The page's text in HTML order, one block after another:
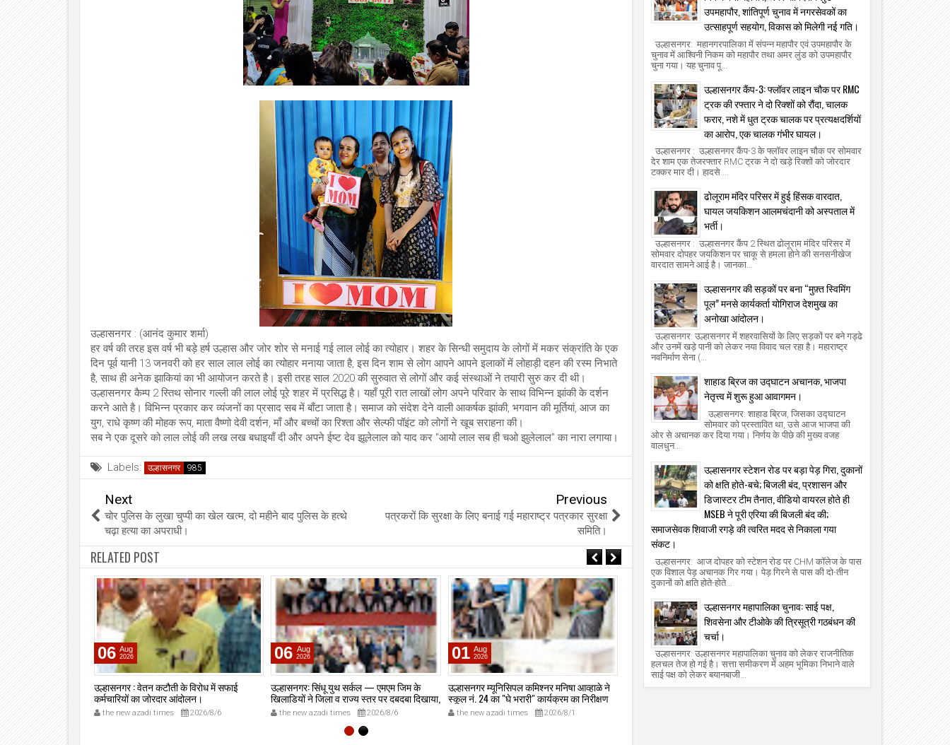
उल्हासनगर : (आनंद कुमार शर्मा)
हर वर्ष की तरह इस वर्ष भी बड़े हर्ष उल्हास और जोर शोर से मनाई गई लाल लोई का त्योहार। शहर के सिन्धी समुदाय के लोगों में मकर संक्रांति के एक
दिन पूर्व यानी 13 जनवरी को हर साल लाल लोई का त्योहार मनाया जाता है, इस दिन शाम से लोग आपने आपने इलाकों में लोहाड़ी दहन की रस्म निभाते
है, साथ ही अनेक झाकियां का भी आयोजन करते है। इसी तरह साल 2020 की सुरुवात से लोगों और कई संस्थाओं ने तयारी सुरु कर दी थी।
उल्हासनगर कैम्प 2 स्तिथ सोनार गल्ली की लाल लोई पूरे शहर में प्रसिद्ध है। यहाँ पूरी रात लाखों लोग अपने परिवार के साथ विभिन्न झांकी के दर्शन
करने आते है। विभिन्न प्रकार कर व्यंजनों का प्रसाद सब में बाँटा जाता है। समाज को संदेश देने वाली आकर्षक झांकी, भगवान की मूर्तियां, आज का
युग, राधे कृष्ण की मोहक रूप, माता वैष्णो देवी दर्शन, माँ और बच्चों का रिश्ता और सेल्फी पॉइंट को लोगों ने खूब सराहना की।
सब ने एक दूसरे को लाल लोई की लख लख बधाइयाँ दी और अपने ईष्ट देव झूलेलाल को याद कर "आयो लाल सब ही चओ झुलेलाल" का नारा लगाया।
Labels: उल्हासनगर
Next
चोर पुलिस के लुखा चुप्पी का खेल खत्म, दो महीने बाद पुलिस के हत्थे
चढ़ा हत्या का अपराधी।
Previous
पत्रकरों कि सुरक्षा के लिए बनाई गई महाराष्ट्र पत्रकार सुरक्षा
समिति।
RELATED POST
06 Aug
2026
उल्हासनगर : वेतन कटौती के विरोध में सफाई
कर्मचारियों का जोरदार आंदोलन।
the new azadi times 2026/8/6
06 Aug
2026
उल्हासनगर: सिंधू युथ सर्कल — एमएम जिम के
खिलाडियों ने जिला व राज्य स्तर पर दबदबा दिखाया,
कई पदक साथ लेकर लौटे।
the new azadi times 2026/8/6
01 Aug
2026
उल्हासनगर म्यूनिसिपल कमिश्नर मनिषा आव्हाळे ने
स्कूल नं. 24 का "घे भरारी" कार्यक्रम का निरीक्षण
किया।
the new azadi times 2026/8/1
Aug
2026
एसएसटी महाविद्यालय, उल्हासनगर ने ‘नशामुक्ति
27 Jul
2026
उल्हासनगर में मां ने बेटी की गला दबाकर हत्या,
उपमहापौर, शांतिपूर्ण चुनाव में नगरसेवकों का
उत्साहपूर्ण सहयोग, विकास को मिलेगी नई गति।
उल्हासनगर: महानगरपालिका में संपन्न महापौर एवं उपमहापौर के
चुनाव में आश्विनी निकम को महापौर तथा अमर लुंड को उपमहापौर
चुना गया। यह चुनाव पू...
उल्हासनगर कैंप-3: फ्लॉवर लाइन चौक पर RMC
ट्रक की रफ्तार ने दो रिक्शों को रौंदा, चालक
फरार, नशे में धुत ट्रक चालक पर प्रत्यक्षदर्शियों
का आरोप, एक चालक गंभीर घायल।
उल्हासनगर : उल्हासनगर कैंप-3 के फ्लॉवर लाइन चौक पर सोमवार
देर शाम एक तेजरफ्तार RMC ट्रक ने दो खड़े रिक्शों को जोरदार
टक्कर मार दी। हादसे ...
ढोलूराम मंदिर परिसर में हुई हिंसक वारदात,
घायल जयकिशन आलमचंदानी को अस्पताल में
भर्ती।
उल्हासनगर : उल्हासनगर कैंप 2 स्थित ढोलूराम मंदिर परिसर में
सोमवार दोपहर जयकिशन पर चाकू से हमला होने की सनसनीखेज
वारदात सामने आई है। जानका...
उल्हासनगर की सड़कों पर बना “मुफ़्त स्विमिंग
पूल” मनसे कार्यकर्ता योगिराज देशमुख का
अनोखा आंदोलन।
उल्हासनगर: उल्हासनगर में शहरवासियों के लिए सड़कों पर बने गड्ढे
और उनमें खड़े पानी को लेकर नया विवाद चल रहा है। महाराष्ट्र
नवनिर्माण सेना (...
शाहाड ब्रिज का उद्घाटन अचानक, भाजपा
नेतृत्त्व में शुरू हुआ आवागमन।
उल्हासनगर: शाहाड ब्रिज, जिसका उद्घाटन
सोमवार को प्रस्तावित था, उसे आज भाजपा की
ओर से अचानक कर दिया गया। निर्णय के पीछे की मुख्य वजह
वालधुन...
उल्हासनगर स्टेशन रोड पर बड़ा पेड़ गिरा, दुकानों
को क्षति होते-बचे; बिजली बंद, प्रशासन और
डिजास्टर टीम तैनात, वीडियो वायरल होते ही
MSEB ने पूरी एरिया की बिजली बंद की;
समाजसेवक शिवाजी रगड़े की त्वरित मदद से निकाला गया
संकट।
उल्हासनगर: आज दोपहर को स्टेशन रोड पर CHM कॉलेज के पास
एक विशाल पेड़ अचानक गिर गया। पेड़ गिरने से पास की दो-तीन
दुकानों को क्षति होते-होते...
उल्हासनगर महापालिका चुनाव: साई पक्ष,
शिवसेना और टीओके की त्रिसूत्री गठबंधन की
चर्चा।
उल्हासनगर: उल्हासनगर महापालिका चुनाव को लेकर राजनीतिक
हलचल तेज हो गई है। सत्ता समीकरण में अहम भूमिका निभाने वाले
साई पक्ष को लेकर बयानबाजी...